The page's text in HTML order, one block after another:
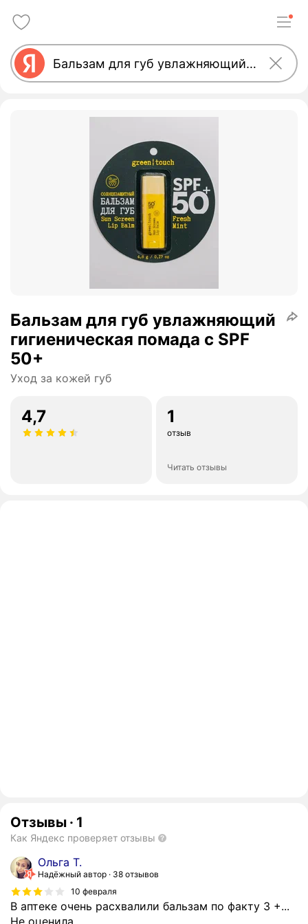
Бальзам для губ увлажняющий
гигиеническая помада c SPF
50+
Уход за кожей губ
4,7 1
отзыв
Читать отзывы
Отзывы · 1
Как Яндекс проверяет отзывы
Ольга Т.
Надёжный автор
38 отзывов
10 февраля
В аптеке очень расхвалили бальзам по факту 3 +...